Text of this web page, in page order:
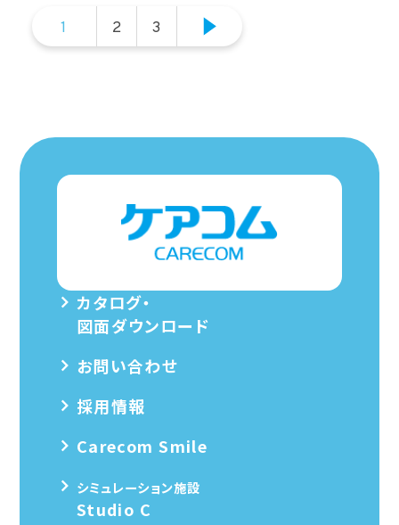
1 2 3
カタログ・
図面ダウンロード
お問い合わせ
採用情報
Carecom Smile
シミュレーション施設
Studio C